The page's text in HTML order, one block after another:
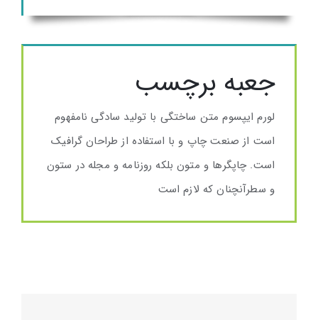
جعبه برچسب
لورم ایپسوم متن ساختگی با تولید سادگی نامفهوم
است از صنعت چاپ و با استفاده از طراحان گرافیک
است. چاپگرها و متون بلکه روزنامه و مجله در ستون
و سطرآنچنان که لازم است